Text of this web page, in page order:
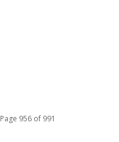
Page 956 of 991